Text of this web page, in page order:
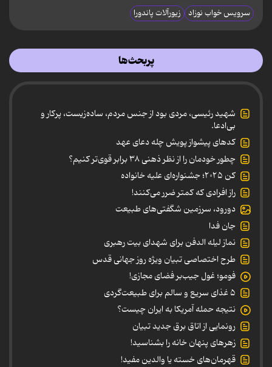
سرویس خواب نوزاد زیورآلات پاندورا
پربحث‌ها
شهید رئیسی، مردی بود از جنس مردم، ساده‌زیست، پرکار و
بی‌ادعا.
کدهای پیشواز پویش چله دعای عهد
چطور خودمان را از نظر ذهنی ۳۸ برابر قوی‌تر کنیم؟
کن ۲۰۲۵؛ جشنواره‌ای علیه خانواده
راز افرادی که کمتر ضرر می‌کنند!
دورود، سرزمین شگفتی‌های طبیعت
جان فدا
نماز لیله الدفن برای شهدای بیت رهبری
طرح اختصاصی تبیان ویژه روز جهانی قدس
فومو؛ غول جیب‌بر فضای مجازی!
۵ غذای سریع و سالم برای طبیعت‌گردی
نتیجه حمله آمریکا به ایران چیست؟
رونمایی از اتاق برق جدید تبیان
زهرهای پنهان خانه را بشناسید!
قهرمان‌های خسته یا والدین مفید!